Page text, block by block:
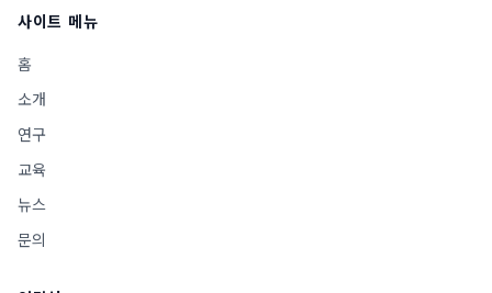
사이트 메뉴
홈
소개
연구
교육
뉴스
문의